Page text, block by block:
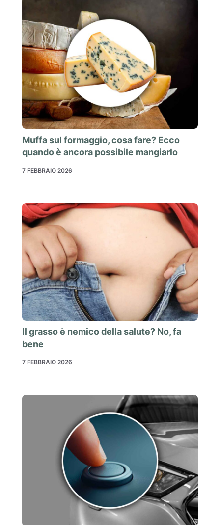
Muffa sul formaggio, cosa fare? Ecco
quando è ancora possibile mangiarlo
7 FEBBRAIO 2026
Il grasso è nemico della salute? No, fa
bene
7 FEBBRAIO 2026